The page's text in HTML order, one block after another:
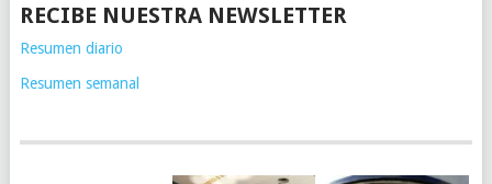
RECIBE NUESTRA NEWSLETTER
Resumen diario
Resumen semanal